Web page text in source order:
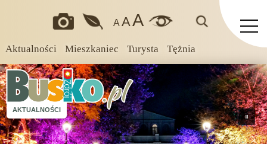
Aktualności Mieszkaniec Turysta Tężnia
A AA
AKTUALNOŚCI